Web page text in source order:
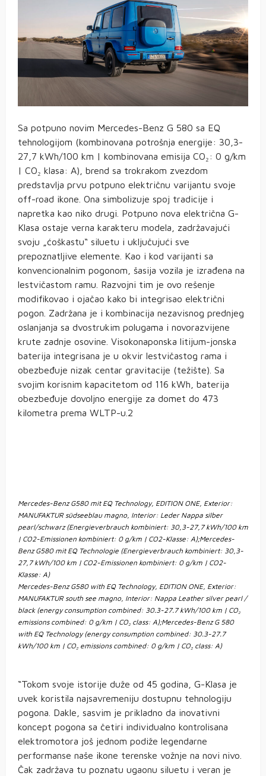
Sa potpuno novim Mercedes-Benz G 580 sa EQ
tehnologijom (kombinovana potrošnja energije: 30,3-
27,7 kWh/100 km | kombinovana emisija CO₂: 0 g/km
| CO₂ klasa: A), brend sa trokrakom zvezdom
predstavlja prvu potpuno električnu varijantu svoje
off-road ikone. Ona simbolizuje spoj tradicije i
napretka kao niko drugi. Potpuno nova električna G-
Klasa ostaje verna karakteru modela, zadržavajući
svoju „ćoškastu“ siluetu i uključujući sve
prepoznatljive elemente. Kao i kod varijanti sa
konvencionalnim pogonom, šasija vozila je izrađena na
lestvičastom ramu. Razvojni tim je ovo rešenje
modifikovao i ojačao kako bi integrisao električni
pogon. Zadržana je i kombinacija nezavisnog prednjeg
oslanjanja sa dvostrukim polugama i novorazvijene
krute zadnje osovine. Visokonaponska litijum-jonska
baterija integrisana je u okvir lestvičastog rama i
obezbeđuje nizak centar gravitacije (težište). Sa
svojim korisnim kapacitetom od 116 kWh, baterija
obezbeđuje dovoljno energije za domet do 473
kilometra prema WLTP-u.2
Mercedes-Benz G580 mit EQ Technology, EDITION ONE, Exterior:
MANUFAKTUR südseeblau magno, Interior: Leder Nappa silber
pearl/schwarz (Energieverbrauch kombiniert: 30,3-27,7 kWh/100 km
| CO2-Emissionen kombiniert: 0 g/km | CO2-Klasse: A);Mercedes-
Benz G580 mit EQ Technologie (Energieverbrauch kombiniert: 30,3-
27,7 kWh/100 km | CO2-Emissionen kombiniert: 0 g/km | CO2-
Klasse: A)
Mercedes-Benz G580 with EQ Technology, EDITION ONE, Exterior:
MANUFAKTUR south see magno, Interior: Nappa Leather silver pearl /
black (energy consumption combined: 30.3-27.7 kWh/100 km | CO₂
emissions combined: 0 g/km | CO₂ class: A);Mercedes-Benz G 580
with EQ Technology (energy consumption combined: 30.3-27.7
kWh/100 km | CO₂ emissions combined: 0 g/km | CO₂ class: A)
“Tokom svoje istorije duže od 45 godina, G-Klasa je
uvek koristila najsavremeniju dostupnu tehnologiju
pogona. Dakle, sasvim je prikladno da inovativni
koncept pogona sa četiri individualno kontrolisana
elektromotora još jednom podiže legendarne
performanse naše ikone terenske vožnje na novi nivo.
Čak zadržava tu poznatu ugaonu siluetu i veran je